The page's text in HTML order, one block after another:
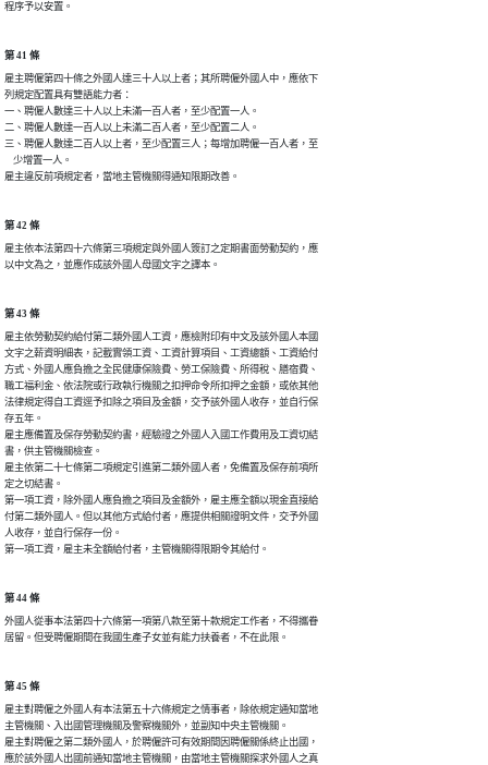
程序予以安置。
第 41 條
雇主聘僱第四十條之外國人達三十人以上者；其所聘僱外國人中，應依下
列規定配置具有雙語能力者：
一、聘僱人數達三十人以上未滿一百人者，至少配置一人。
二、聘僱人數達一百人以上未滿二百人者，至少配置二人。
三、聘僱人數達二百人以上者，至少配置三人；每增加聘僱一百人者，至
    少增置一人。
雇主違反前項規定者，當地主管機關得通知限期改善。
第 42 條
雇主依本法第四十六條第三項規定與外國人簽訂之定期書面勞動契約，應
以中文為之，並應作成該外國人母國文字之譯本。
第 43 條
雇主依勞動契約給付第二類外國人工資，應檢附印有中文及該外國人本國
文字之薪資明細表，記載實領工資、工資計算項目、工資總額、工資給付
方式、外國人應負擔之全民健康保險費、勞工保險費、所得稅、膳宿費、
職工福利金、依法院或行政執行機關之扣押命令所扣押之金額，或依其他
法律規定得自工資逕予扣除之項目及金額，交予該外國人收存，並自行保
存五年。
雇主應備置及保存勞動契約書，經驗證之外國人入國工作費用及工資切結
書，供主管機關檢查。
雇主依第二十七條第二項規定引進第二類外國人者，免備置及保存前項所
定之切結書。
第一項工資，除外國人應負擔之項目及金額外，雇主應全額以現金直接給
付第二類外國人。但以其他方式給付者，應提供相關證明文件，交予外國
人收存，並自行保存一份。
第一項工資，雇主未全額給付者，主管機關得限期令其給付。
第 44 條
外國人從事本法第四十六條第一項第八款至第十款規定工作者，不得攜眷
居留。但受聘僱期間在我國生產子女並有能力扶養者，不在此限。
第 45 條
雇主對聘僱之外國人有本法第五十六條規定之情事者，除依規定通知當地
主管機關、入出國管理機關及警察機關外，並副知中央主管機關。
雇主對聘僱之第二類外國人，於聘僱許可有效期間因聘僱關係終止出國，
應於該外國人出國前通知當地主管機關，由當地主管機關探求外國人之真